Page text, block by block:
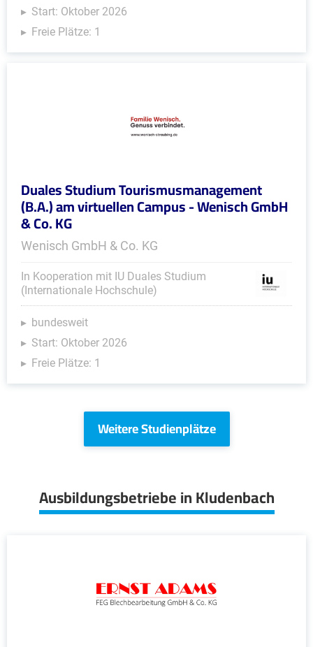
Start: Oktober 2026
Freie Plätze: 1
Duales Studium Tourismusmanagement
(B.A.) am virtuellen Campus - Wenisch GmbH
& Co. KG
Wenisch GmbH & Co. KG
In Kooperation mit IU Duales Studium
(Internationale Hochschule)
bundesweit
Start: Oktober 2026
Freie Plätze: 1
Weitere Studienplätze
Ausbildungsbetriebe in Kludenbach